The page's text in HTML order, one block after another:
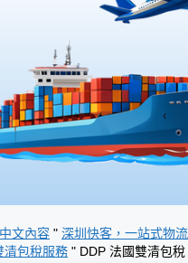
中文內容 " 深圳快客，一站式物
清包稅服務 " DDP 法國雙清包稅